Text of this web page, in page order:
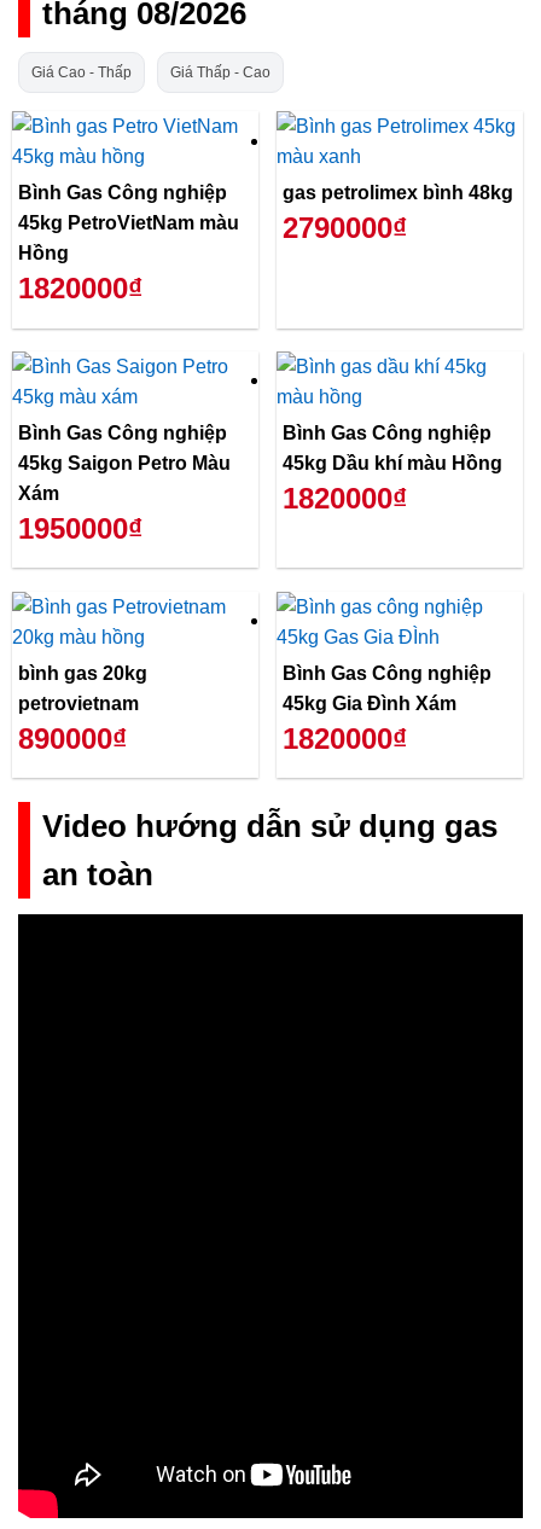
tháng 08/2026
Giá Cao - Thấp Giá Thấp - Cao
Bình Gas Công nghiệp
45kg PetroVietNam màu
Hồng
1820000₫
gas petrolimex bình 48kg
2790000₫
Bình Gas Công nghiệp
45kg Saigon Petro Màu
Xám
1950000₫
Bình Gas Công nghiệp
45kg Dầu khí màu Hồng
1820000₫
bình gas 20kg
petrovietnam
890000₫
Bình Gas Công nghiệp
45kg Gia Đình Xám
1820000₫
Video hướng dẫn sử dụng gas
an toàn